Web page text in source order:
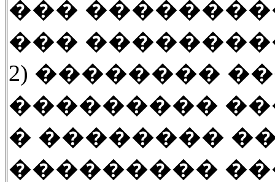
���
���
2) ��������
���������
� ��������
���������